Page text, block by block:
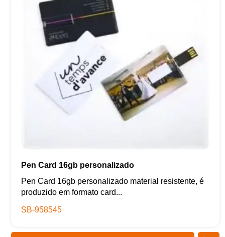
Pen Card 16gb personalizado
Pen Card 16gb personalizado material resistente, é
produzido em formato card...
SB-958545